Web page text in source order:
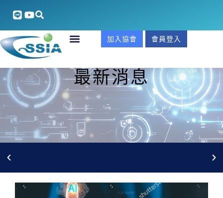
加入協會 會員登入
最新消息
國貿署補助: SKYDD 2026 【瑞典國際安防、工業安全及
消防科技大展】加大補助金額 ~限量徵展